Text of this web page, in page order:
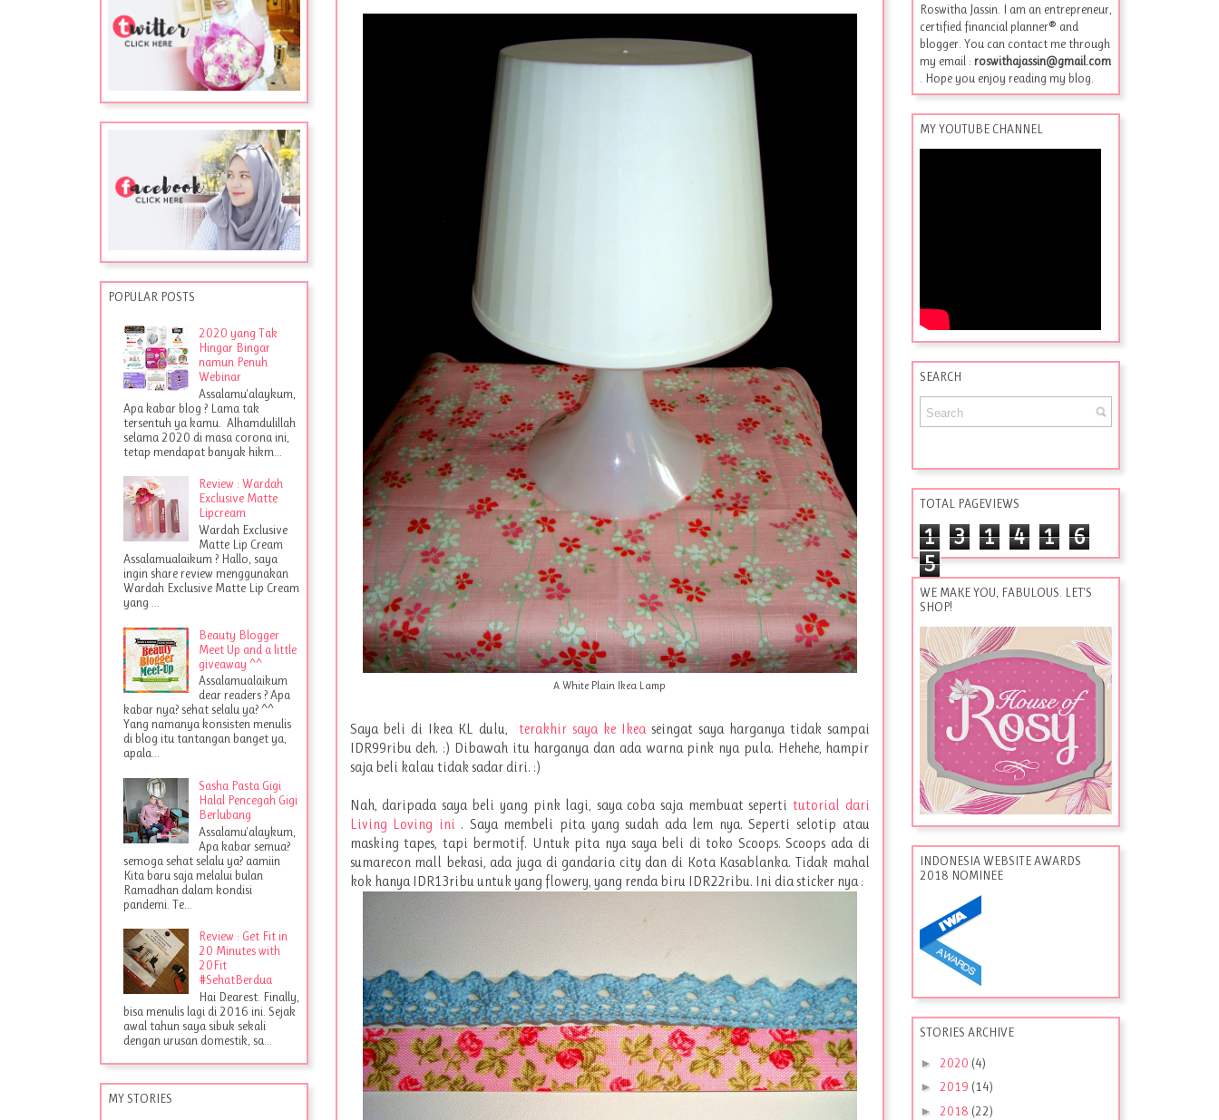
A White Plain Ikea Lamp
Saya beli di Ikea KL dulu,terakhir saya ke Ikeaseingat saya harganya tidak sampai
IDR99ribu deh. :) Dibawah itu harganya dan ada warna pink nya pula. Hehehe, hampir
saja beli kalau tidak sadar diri. :)
Nah, daripada saya beli yang pink lagi, saya coba saja membuat seperti tutorial dari
Living Loving ini . Saya membeli pita yang sudah ada lem nya. Seperti selotip atau
masking tapes, tapi bermotif. Untuk pita nya saya beli di toko Scoops. Scoops ada di
sumarecon mall bekasi, ada juga di gandaria city dan di Kota Kasablanka. Tidak mahal
kok hanya IDR13ribu untuk yang flowery, yang renda biru IDR22ribu. Ini dia sticker nya :
POPULAR POSTS
2020 yang Tak
Hingar Bingar
namun Penuh
Webinar
Assalamu'alaykum,
Apa kabar blog ? Lama tak
tersentuh ya kamu. Alhamdulillah
selama 2020 di masa corona ini,
tetap mendapat banyak hikm...
Review : Wardah
Exclusive Matte
Lipcream
Wardah Exclusive
Matte Lip Cream
Assalamualaikum ? Hallo, saya
ingin share review menggunakan
Wardah Exclusive Matte Lip Cream
yang ...
Beauty Blogger
Meet Up and a little
giveaway ^^
Assalamualaikum
dear readers ? Apa
kabar nya? sehat selalu ya? ^^
Yang namanya konsisten menulis
di blog itu tantangan banget ya,
apala...
Sasha Pasta Gigi
Halal Pencegah Gigi
Berlubang
Assalamu'alaykum,
Apa kabar semua?
semoga sehat selalu ya? aamiin
Kita baru saja melalui bulan
Ramadhan dalam kondisi
pandemi. Te...
Review : Get Fit in
20 Minutes with
20Fit
#SehatBerdua
Hai Dearest. Finally,
bisa menulis lagi di 2016 ini. Sejak
awal tahun saya sibuk sekali
dengan urusan domestik, sa...
MY STORIES
Roswitha Jassin. I am an entrepreneur,
certified financial planner® and
blogger. You can contact me through
my email : roswithajassin@gmail.com
. Hope you enjoy reading my blog.
MY YOUTUBE CHANNEL
SEARCH
TOTAL PAGEVIEWS
1 3 1 4 1
6
5
WE MAKE YOU, FABULOUS. LET'S
SHOP!
INDONESIA WEBSITE AWARDS
2018 NOMINEE
STORIES ARCHIVE
► 2020 (4)
► 2019 (14)
► 2018 (22)